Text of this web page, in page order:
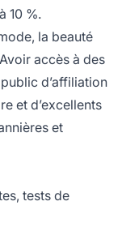
10 %.
la beauté
accès à des
d’affiliation
et d’excellents
et
tests de